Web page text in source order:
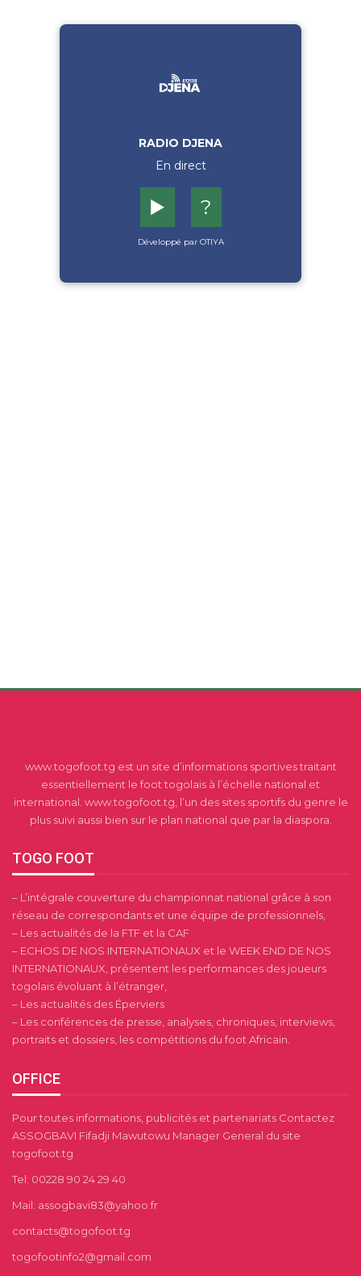
RADIO DJENA
En direct
▶️ ?
Développé par OTIYA
www.togofoot.tg est un site d’informations sportives traitant
essentiellement le foot togolais à l’échelle national et
international. www.togofoot.tg, l’un des sites sportifs du genre le
plus suivi aussi bien sur le plan national que par la diaspora.
TOGO FOOT
– L’intégrale couverture du championnat national grâce à son
réseau de correspondants et une équipe de professionnels,
– Les actualités de la FTF et la CAF
– ECHOS DE NOS INTERNATIONAUX et le WEEK END DE NOS
INTERNATIONAUX, présentent les performances des joueurs
togolais évoluant à l’étranger,
– Les actualités des Éperviers
– Les conférences de presse, analyses, chroniques, interviews,
portraits et dossiers, les compétitions du foot Africain.
OFFICE
Pour toutes informations, publicités et partenariats Contactez
ASSOGBAVI Fifadji Mawutowu Manager General du site
togofoot.tg
Tel: 00228 90 24 29 40
Mail: assogbavi83@yahoo.fr
contacts@togofoot.tg
togofootinfo2@gmail.com